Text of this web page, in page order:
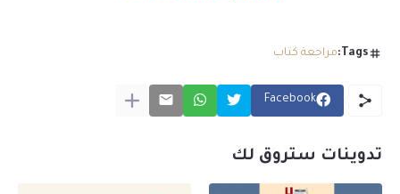
Tags: مراجعة كتاب
Facebook
تدوينات ستروق لك